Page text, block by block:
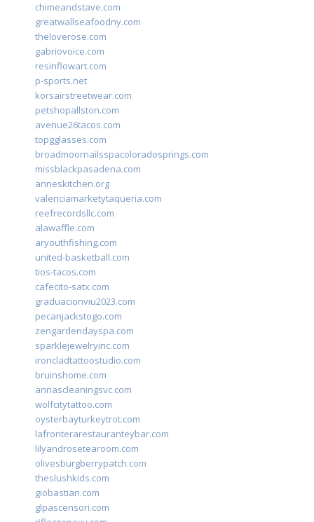
chimeandstave.com
greatwallseafoodny.com
theloverose.com
gabriovoice.com
resinflowart.com
p-sports.net
korsairstreetwear.com
petshopallston.com
avenue26tacos.com
topgglasses.com
broadmoornailsspacoloradosprings.com
missblackpasadena.com
anneskitchen.org
valenciamarketytaqueria.com
reefrecordsllc.com
alawaffle.com
aryouthfishing.com
united-basketball.com
tios-tacos.com
cafecito-satx.com
graduacionviu2023.com
pecanjackstogo.com
zengardendayspa.com
sparklejewelryinc.com
ironcladtattoostudio.com
bruinshome.com
annascleaningsvc.com
wolfcitytattoo.com
oysterbayturkeytrot.com
lafronterarestauranteybar.com
lilyandrosetearoom.com
olivesburgberrypatch.com
theslushkids.com
giobastian.com
glpascensori.com